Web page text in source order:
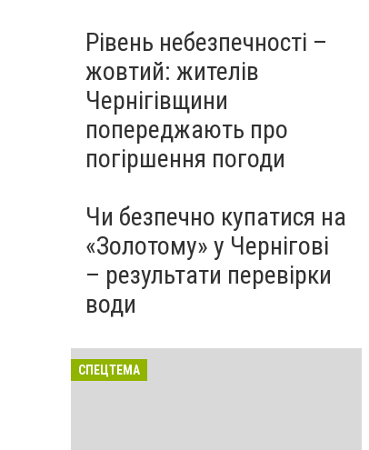
Рівень небезпечності –
жовтий: жителів
Чернігівщини
попереджають про
погіршення погоди
Чи безпечно купатися на
«Золотому» у Чернігові
– результати перевірки
води
СПЕЦТЕМА